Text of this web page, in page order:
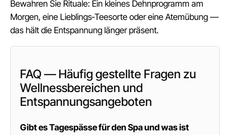
Bewahren Sie Rituale: Ein kleines Dehnprogramm am
Morgen, eine Lieblings‑Teesorte oder eine Atemübung —
das hält die Entspannung länger präsent.
FAQ — Häufig gestellte Fragen zu
Wellnessbereichen und
Entspannungsangeboten
Gibt es Tagespässe für den Spa und was ist